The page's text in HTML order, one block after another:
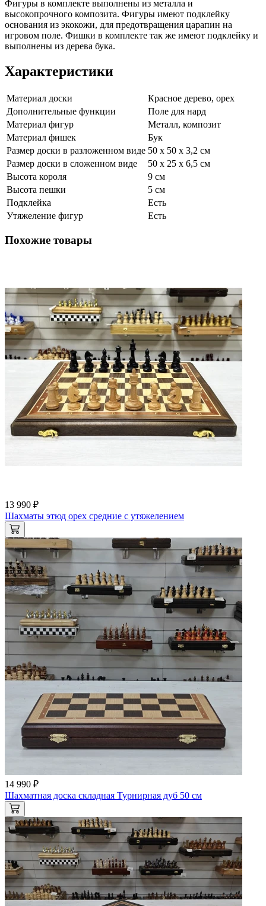
Фигуры в комплекте выполнены из металла и
высокопрочного композита. Фигуры имеют подклейку
основания из экокожи, для предотвращения царапин на
игровом поле. Фишки в комплекте так же имеют подклейку и
выполнены из дерева бука.
Характеристики
Материал доски
Красное дерево, орех
Дополнительные функции
Поле для нард
Материал фигур
Металл, композит
Материал фишек
Бук
Размер доски в разложенном виде 50 х 50 х 3,2 см
Размер доски в сложенном виде
50 х 25 х 6,5 см
Высота короля
9 см
Высота пешки
5 см
Подклейка
Есть
Утяжеление фигур
Есть
Похожие товары
13 990 ₽
Шахматы этюд орех средние с утяжелением
14 990 ₽
Шахматная доска складная Турнирная дуб 50 см